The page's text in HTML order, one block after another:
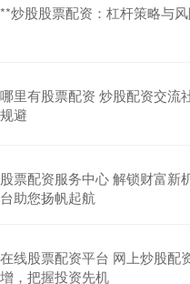
**炒股股票配资：杠杆策略与
哪里有股票配资 炒股配资交流
规避
股票配资服务中心 解锁财富新
台助您扬帆起航
在线股票配资平台 网上炒股配
增，把握投资先机